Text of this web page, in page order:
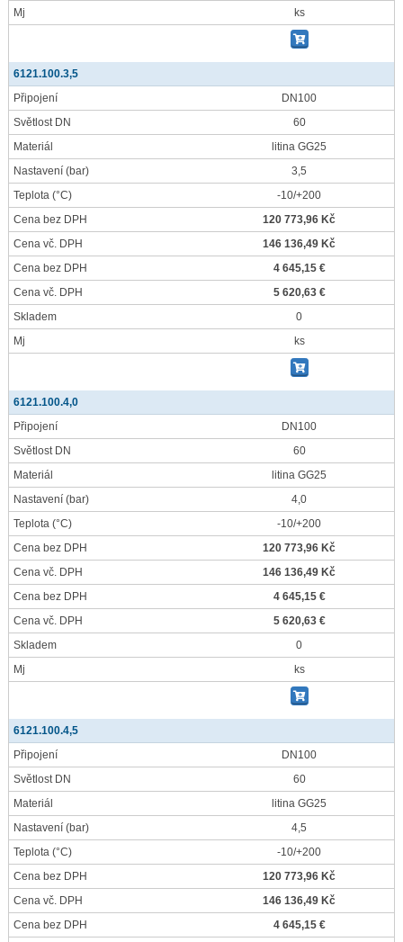
Mj ks
6121.100.3,5
Připojení
DN100
Světlost DN
60
Materiál
litina GG25
Nastavení (bar)
3,5
Teplota (°C)
-10/+200
Cena bez DPH
120 773,96 Kč
Cena vč. DPH
146 136,49 Kč
Cena bez DPH
4 645,15 €
Cena vč. DPH
5 620,63 €
Skladem
0
Mj
ks
6121.100.4,0
Připojení
DN100
Světlost DN
60
Materiál
litina GG25
Nastavení (bar)
4,0
Teplota (°C)
-10/+200
Cena bez DPH
120 773,96 Kč
Cena vč. DPH
146 136,49 Kč
Cena bez DPH
4 645,15 €
Cena vč. DPH
5 620,63 €
Skladem
0
Mj
ks
6121.100.4,5
Připojení
DN100
Světlost DN
60
Materiál
litina GG25
Nastavení (bar)
4,5
Teplota (°C)
-10/+200
Cena bez DPH
120 773,96 Kč
Cena vč. DPH
146 136,49 Kč
Cena bez DPH
4 645,15 €